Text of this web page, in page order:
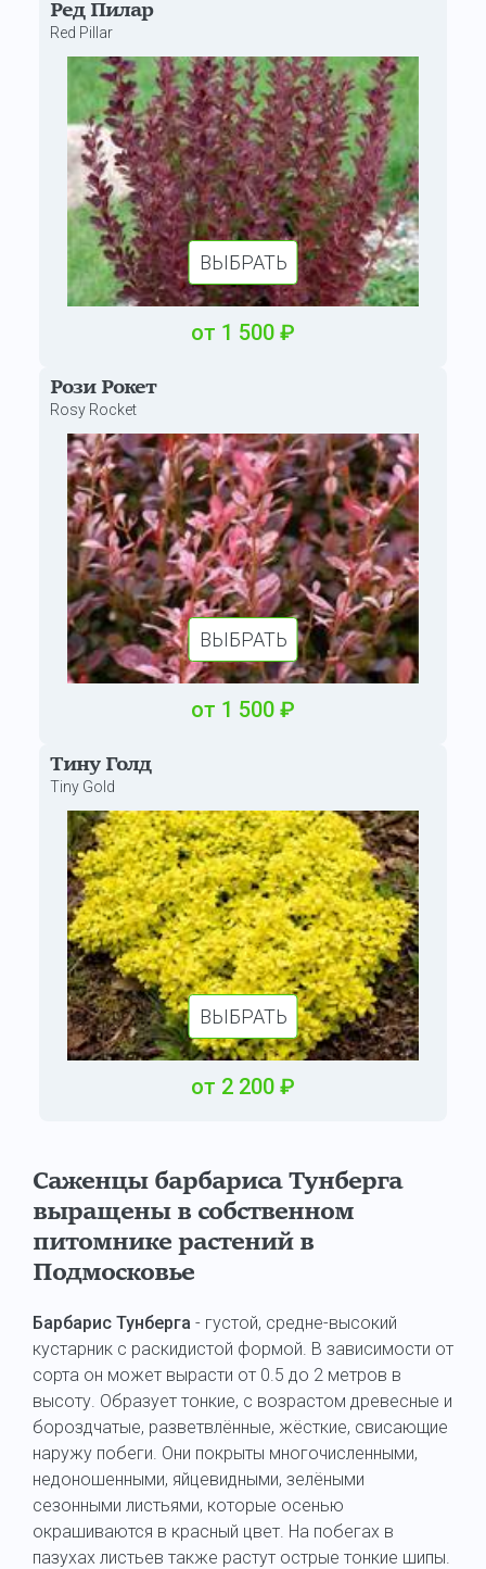
Ред Пилар
Red Pillar
ВЫБРАТЬ
от 1 500 ₽
Рози Рокет
Rosy Rocket
ВЫБРАТЬ
от 1 500 ₽
Тину Голд
Tiny Gold
ВЫБРАТЬ
от 2 200 ₽
Саженцы барбариса Тунберга
выращены в собственном
питомнике растений в
Подмосковье
Барбарис Тунберга - густой, средне-высокий
кустарник с раскидистой формой. В зависимости от
сорта он может вырасти от 0.5 до 2 метров в
высоту. Образует тонкие, с возрастом древесные и
бороздчатые, разветвлённые, жёсткие, свисающие
наружу побеги. Они покрыты многочисленными,
недоношенными, яйцевидными, зелёными
сезонными листьями, которые осенью
окрашиваются в красный цвет. На побегах в
пазухах листьев также растут острые тонкие шипы.